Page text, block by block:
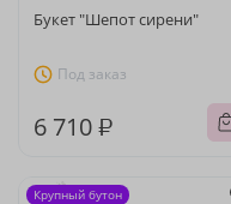
Букет "Шепот сирени"
Под заказ
6 710 ₽
Крупный бутон